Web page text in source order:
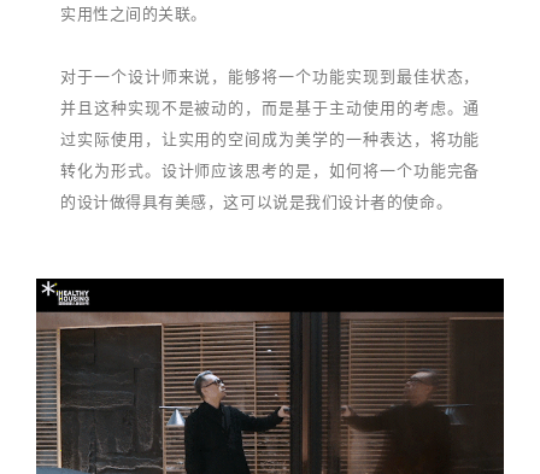
实用性之间的关联。
对于一个设计师来说，能够将一个功能实现到最佳状态，
并且这种实现不是被动的，而是基于主动使用的考虑。通
过实际使用，让实用的空间成为美学的一种表达，将功能
转化为形式。设计师应该思考的是，如何将一个功能完备
的设计做得具有美感，这可以说是我们设计者的使命。